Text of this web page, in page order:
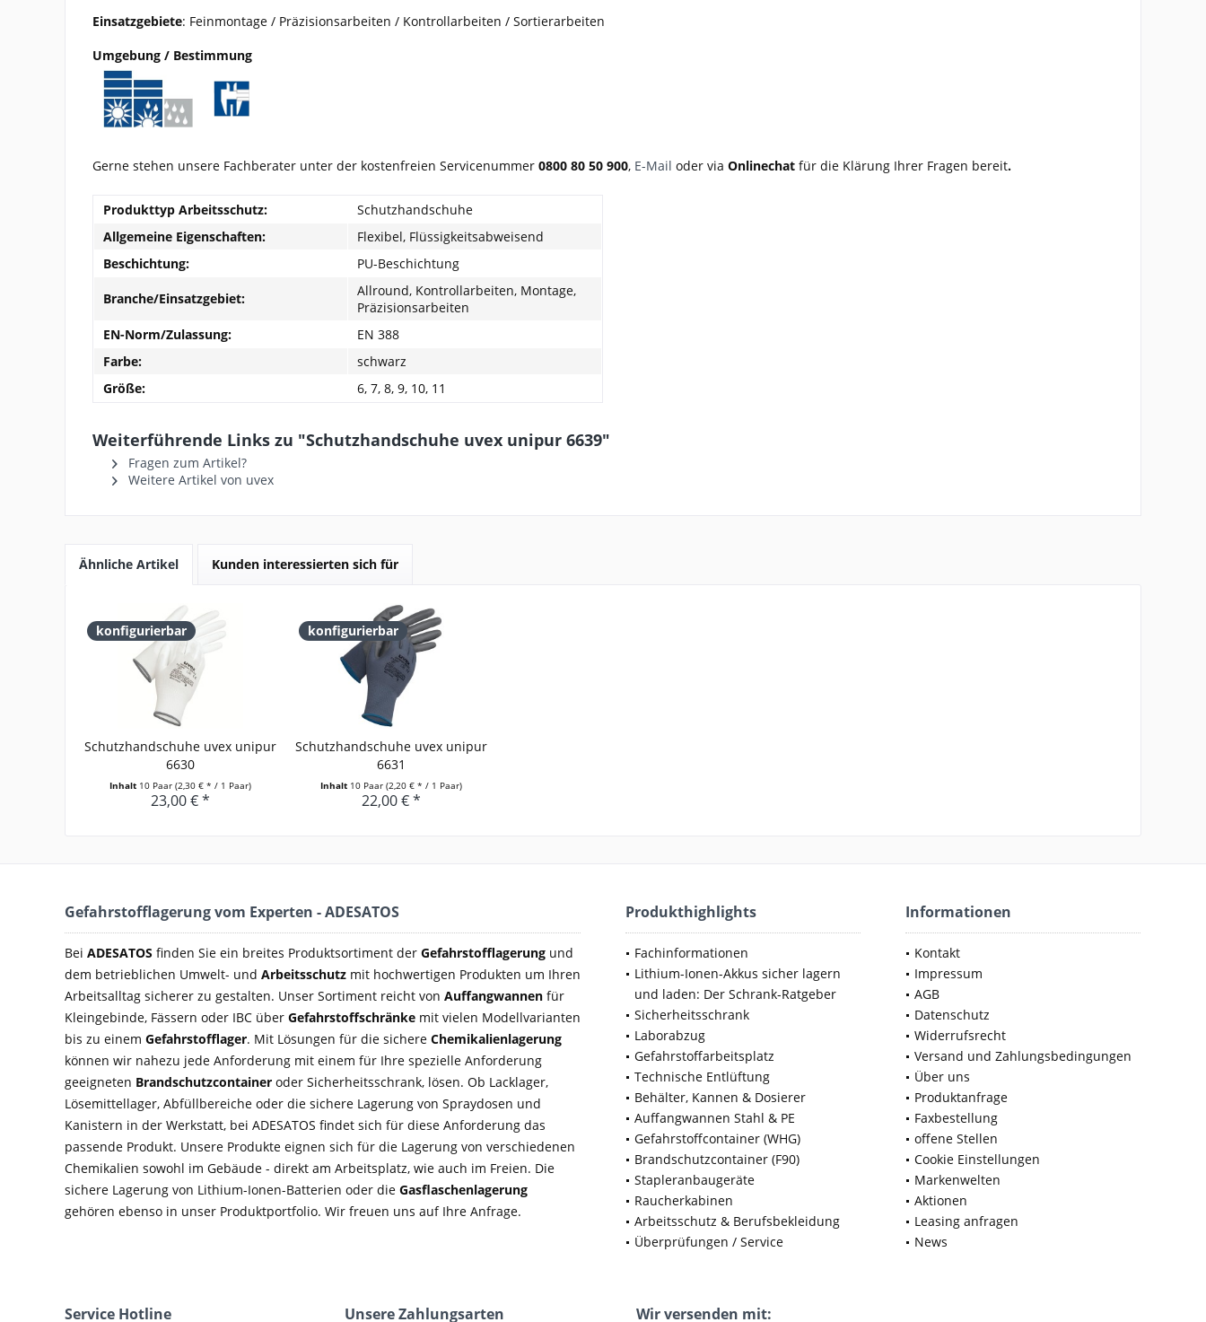
Einsatzgebiete: Feinmontage / Präzisionsarbeiten / Kontrollarbeiten / Sortierarbeiten
Umgebung / Bestimmung
Gerne stehen unsere Fachberater unter der kostenfreien Servicenummer 0800 80 50 900, E-Mail oder via Onlinechat für die Klärung Ihrer Fragen bereit.
Produkttyp Arbeitsschutz:
Schutzhandschuhe
Allgemeine Eigenschaften:
Flexibel, Flüssigkeitsabweisend
Beschichtung:
PU-Beschichtung
Branche/Einsatzgebiet:
Allround, Kontrollarbeiten, Montage,
Präzisionsarbeiten
EN-Norm/Zulassung:
EN 388
Farbe:
schwarz
Größe:
6, 7, 8, 9, 10, 11
Weiterführende Links zu "Schutzhandschuhe uvex unipur 6639"
Fragen zum Artikel?
Weitere Artikel von uvex
Ähnliche Artikel Kunden interessierten sich für
konfigurierbar
Schutzhandschuhe uvex unipur
6630
Inhalt 10 Paar (2,30 € * / 1 Paar)
23,00 € *
konfigurierbar
Schutzhandschuhe uvex unipur
6631
Inhalt 10 Paar(2,20 € * / 1 Paar)
22,00 € *
Gefahrstofflagerung vom Experten - ADESATOS
Bei ADESATOS finden Sie ein breites Produktsortiment der Gefahrstofflagerung und
dem betrieblichen Umwelt- und Arbeitsschutz mit hochwertigen Produkten um Ihren
Arbeitsalltag sicherer zu gestalten. Unser Sortiment reicht von Auffangwannen für
Kleingebinde, Fässern oder IBC über Gefahrstoffschränke mit vielen Modellvarianten
bis zu einem Gefahrstofflager. Mit Lösungen für die sichere Chemikalienlagerung
können wir nahezu jede Anforderung mit einem für Ihre spezielle Anforderung
geeigneten Brandschutzcontainer oder Sicherheitsschrank, lösen. Ob Lacklager,
Lösemittellager, Abfüllbereiche oder die sichere Lagerung von Spraydosen und
Kanistern in der Werkstatt, bei ADESATOS findet sich für diese Anforderung das
passende Produkt. Unsere Produkte eignen sich für die Lagerung von verschiedenen
Chemikalien sowohl im Gebäude - direkt am Arbeitsplatz, wie auch im Freien. Die
sichere Lagerung von Lithium-Ionen-Batterien oder die Gasflaschenlagerung
gehören ebenso in unser Produktportfolio. Wir freuen uns auf Ihre Anfrage.
Produkthighlights
Fachinformationen
Lithium-Ionen-Akkus sicher lagern
und laden: Der Schrank-Ratgeber
Sicherheitsschrank
Laborabzug
Gefahrstoffarbeitsplatz
Technische Entlüftung
Behälter, Kannen & Dosierer
Auffangwannen Stahl & PE
Gefahrstoffcontainer (WHG)
Brandschutzcontainer (F90)
Stapleranbaugeräte
Raucherkabinen
Arbeitsschutz & Berufsbekleidung
Überprüfungen / Service
Informationen
Kontakt
Impressum
AGB
Datenschutz
Widerrufsrecht
Versand und Zahlungsbedingungen
Über uns
Produktanfrage
Faxbestellung
offene Stellen
Cookie Einstellungen
Markenwelten
Aktionen
Leasing anfragen
News
Service Hotline Unsere Zahlungsarten Wir versenden mit: